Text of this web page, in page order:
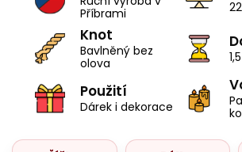
Příbrami
Knot
Bavlněný bez
olova
Použití
Dárek i dekorace